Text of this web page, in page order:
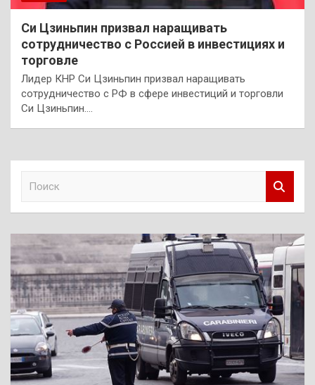
Си Цзиньпин призвал наращивать
сотрудничество с Россией в инвестициях и
торговле
Лидер КНР Си Цзиньпин призвал наращивать
сотрудничество с РФ в сфере инвестиций и торговли
Си Цзиньпин.…
к